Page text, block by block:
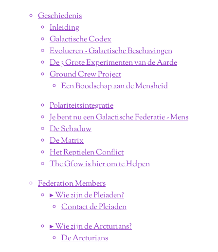
Geschiedenis
Inleiding
Galactische Codex
Evolueren - Galactische Beschavingen
De 3 Grote Experimenten van de Aarde
Ground Crew Project
Een Boodschap aan de Mensheid
Polariteitsintegratie
Je bent nu een Galactische Federatie - Mens
De Schaduw
De Matrix
Het Reptielen Conflict
The Gfow is hier om te Helpen
Federation Members
▸ Wie zijn de Pleiaden?
Contact de Pleiaden
▸ Wie zijn de Arcturians?
De Arcturians